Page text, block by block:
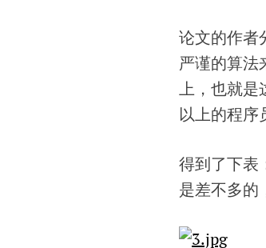
论文的作者
严谨的算法
上，也就是
以上的程序
得到了下表
是差不多的